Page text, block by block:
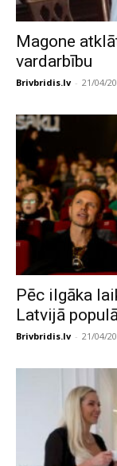
Magone
vardarbību
Brivbridis.lv - 21/04/
Pēc ilgāka
Latvijā
Brivbridis.lv - 21/04/